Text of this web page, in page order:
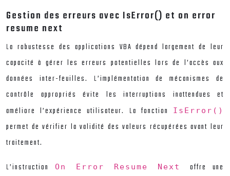
Gestion des erreurs avec IsError() et on error
resume next
La robustesse des applications VBA dépend largement de leur
capacité à gérer les erreurs potentielles lors de l’accès aux
données inter-feuilles. L’implémentation de mécanismes de
contrôle appropriés évite les interruptions inattendues et
améliore l’expérience utilisateur. La fonction
IsError()
permet de vérifier la validité des valeurs récupérées avant leur
traitement.
L’instruction
On Error Resume Next offre une